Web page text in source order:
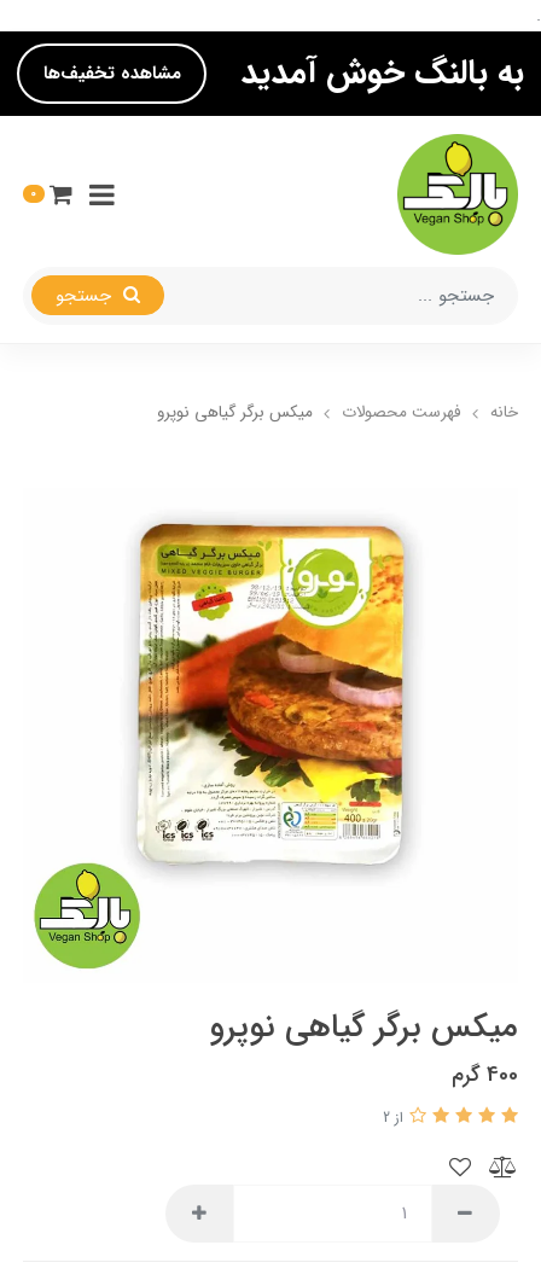
.
به بالنگ خوش آمدید مشاهده تخفیف‌ها
0
خانه فهرست محصولات میکس برگر گیاهی نوپرو
میکس برگر گیاهی نوپرو
400 گرم
از 2